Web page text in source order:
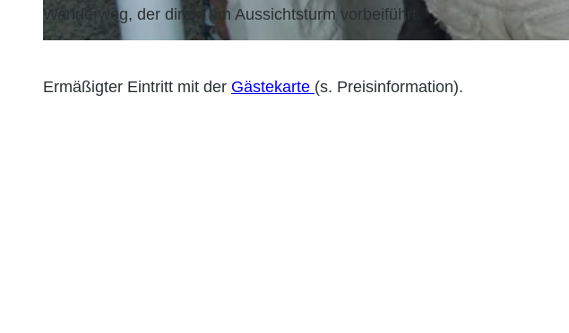
Wanderweg, der direkt am Aussichtsturm vorbeiführt.
Ermäßigter Eintritt mit der Gästekarte (s. Preisinformation).